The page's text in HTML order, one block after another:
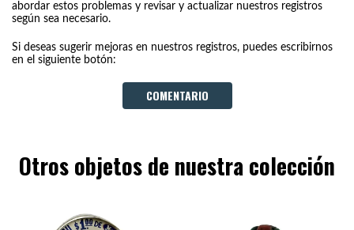
abordar estos problemas y revisar y actualizar nuestros registros
según sea necesario.
Si deseas sugerir mejoras en nuestros registros, puedes escribirnos
en el siguiente botón:
COMENTARIO
Otros objetos de nuestra colección